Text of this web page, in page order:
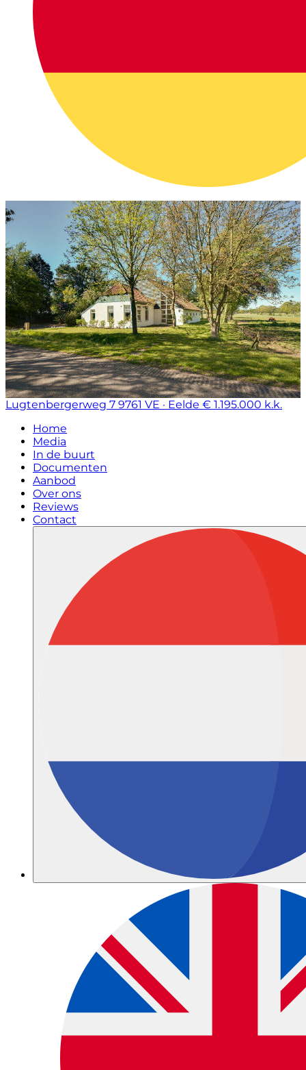
Lugtenbergerweg 7 9761 VE · Eelde € 1.195.000 k.k.
Home
Media
In de buurt
Documenten
Aanbod
Over ons
Reviews
Contact